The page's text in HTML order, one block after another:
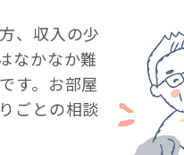
、収入の少
なかなか難
す。お部屋
ごとの相談